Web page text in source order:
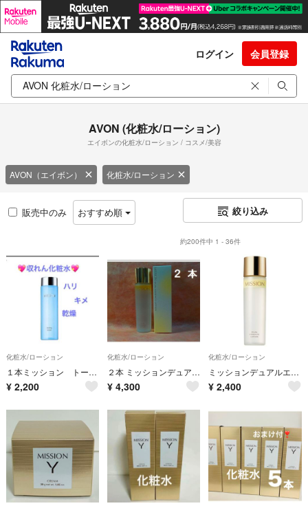
ログイン 会員登録
AVON (化粧水/ローション)
エイボンの化粧水/ローション / コスメ/美容
AVON（エイボン） 化粧水/ローション
販売中のみ おすすめ順 絞り込み
約200件中 1 - 36件
化粧水/ローション
１本ミッション トーニングローション すっきり引き締め収れん・テカリ・化粧崩れに
¥ 2,200
化粧水/ローション
２本 ミッションデュアルエッセンスローション 発酵化粧水＋美容オイル バブルでうるおい エフエムジー&ミッション エイボン
¥ 4,300
化粧水/ローション
ミッションデュアルエッセンスローション 発酵化粧水＋美容オイル バブルでうるおい
¥ 2,400